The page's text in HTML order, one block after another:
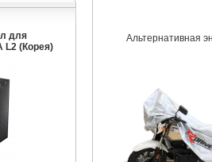
для
L2 (Корея)
Альтернативная